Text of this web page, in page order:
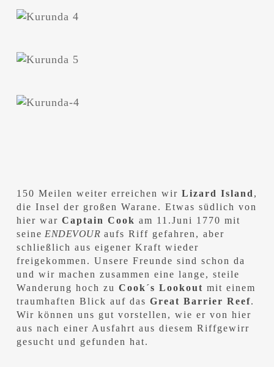
150 Meilen weiter erreichen wir Lizard Island,
die Insel der großen Warane. Etwas südlich von
hier war Captain Cook am 11.Juni 1770 mit
seine ENDEVOUR aufs Riff gefahren, aber
schließlich aus eigener Kraft wieder
freigekommen. Unsere Freunde sind schon da
und wir machen zusammen eine lange, steile
Wanderung hoch zu Cook´s Lookout mit einem
traumhaften Blick auf das Great Barrier Reef.
Wir können uns gut vorstellen, wie er von hier
aus nach einer Ausfahrt aus diesem Riffgewirr
gesucht und gefunden hat.